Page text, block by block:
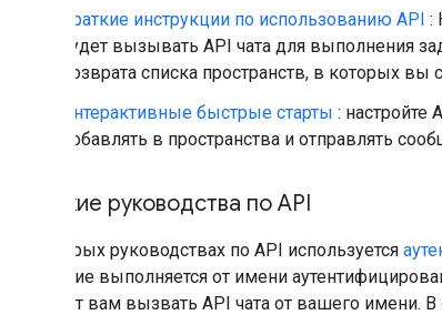
Краткие инструкции по использованию API :
будет вызывать API чата для выполнения
возврата списка пространств, в которых вы
Интерактивные быстрые старты : настройте
добавлять в пространства и отправлять
Краткие руководства по API
В быстрых руководствах по API используется
действие выполняется от имени
помогут вам вызвать API чата от вашего имени.